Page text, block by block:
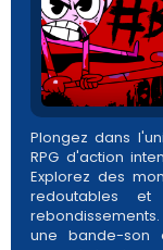
Plongez dans
RPG d'action
Explorez des
redoutables
une bande-son